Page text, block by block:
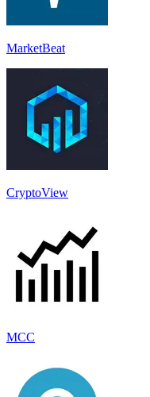
MarketBeat
CryptoView
MCC